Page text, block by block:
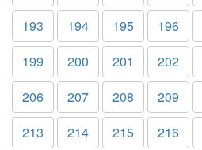
193
194 195 196
199
200 201 202
206
207 208 209
213
214 215 216